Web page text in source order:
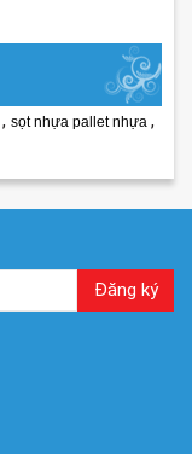
, sọt nhựa pallet nhựa ,